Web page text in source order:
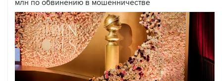
млн по обвинению в мошенничестве